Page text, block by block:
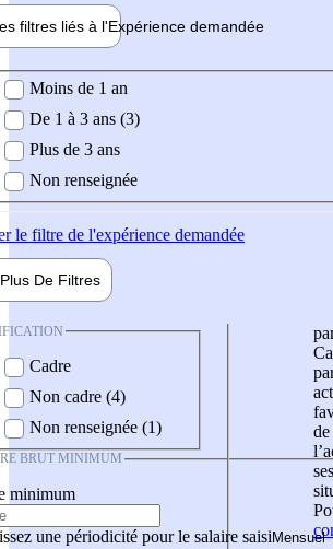
filtres liés à l'Expérience demandée
demandée
Moins de 1 an
De 1 à 3 ans (3)
Plus de 3 ans
Non renseignée
le filtre de l'expérience demandée
Plus De Filtres
Cadre
Non cadre (4)
Non renseignée (1)
BRUT MINIMUM
minimum
une périodicité pour le salaire saisi